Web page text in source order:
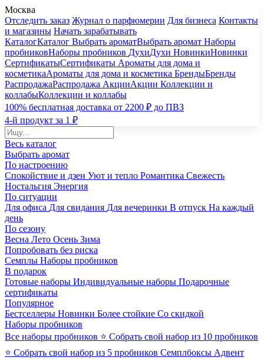
Москва
Отследить заказ Журнал о парфюмерии Для бизнеса Контакты
и магазины Начать зарабатывать
КаталогКаталог Выбрать ароматВыбрать аромат Наборы
пробниковНаборы пробников ДухиДухи НовинкиНовинки
СертификатыСертификаты Ароматы для дома и
косметикаАроматы для дома и косметика БрендыБренды
РаспродажаРаспродажа АкцииАкции Коллекции и
коллабыКоллекции и коллабы
100% бесплатная доставка от 2200 ₽ до ПВЗ
4-й продукт за 1 ₽
Весь каталог
Выбрать аромат
По настроению
Спокойствие и дзен Уют и тепло Романтика Свежесть
Ностальгия Энергия
По ситуации
Для офиса Для свидания Для вечеринки В отпуск На каждый
день
По сезону
Весна Лето Осень Зима
Попробовать без риска
Семплы Наборы пробников
В подарок
Готовые наборы Индивидуальные наборы Подарочные
сертификаты
Популярное
Бестселлеры Новинки Более стойкие Со скидкой
Наборы пробников
Все наборы пробников ⭐ Собрать свой набор из 10 пробников
⭐ Собрать свой набор из 5 пробников Семплбоксы Адвент